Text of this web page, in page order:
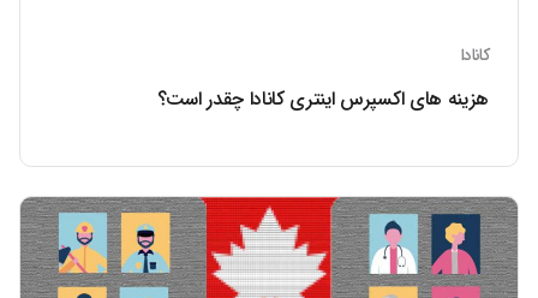
کانادا
هزینه های اکسپرس اینتری کانادا چقدر است؟